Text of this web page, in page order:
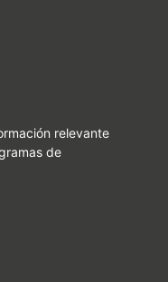
relevante
de